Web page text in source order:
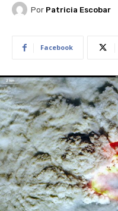
Por Patricia Escobar
Facebook